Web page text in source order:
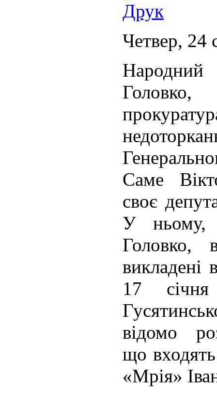
Четвер, 24
Саме
своє
У ньому,
Головко,
викладені
17
відомо
що
«Мрія»